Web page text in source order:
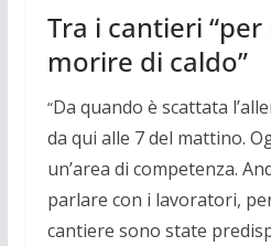
Tra i cantieri
morire di caldo”
“Da quando è scattata
da qui alle 7 del mattino.
un’area di competenza.
parlare con i lavoratori,
cantiere sono state